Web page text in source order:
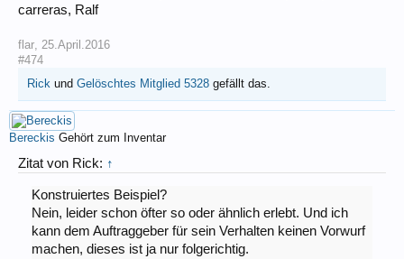
carreras, Ralf
flar 25.April.2016
#474
Rick und Gelöschtes Mitglied 5328 gefällt das.
Bereckis Gehört zum Inventar
Zitat von Rick: ↑
Konstruiertes Beispiel?
Nein, leider schon öfter so oder ähnlich erlebt. Und ich
kann dem Auftraggeber für sein Verhalten keinen Vorwurf
machen, dieses ist ja nur folgerichtig.